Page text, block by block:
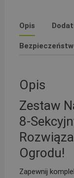
2
studzienki
32
Opis
Opis
Zestaw
8-
Ogrodu!
Zapewnij